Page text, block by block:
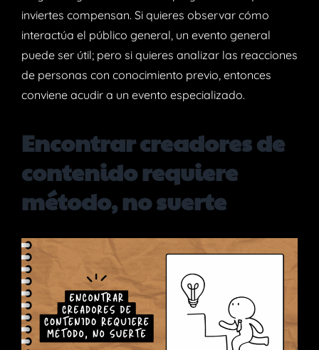
inviertes compensan. Si quieres observar cómo
interactúa el público general, un evento general
puede ser útil; pero si quieres analizar las reacciones
de personas con conocimiento previo, entonces
conviene acudir a un evento especializado.
Encontrar creadores de
contenido requiere
método, no suerte